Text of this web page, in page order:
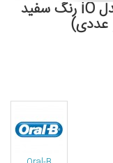
سر یدک مسواک برقی اورال بی مدل iO رنگ سفید